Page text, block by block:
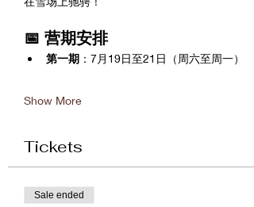
📅 营期安排
第一期 ：7月19日至21日（周六至周一）
Show More
Tickets
Sale ended